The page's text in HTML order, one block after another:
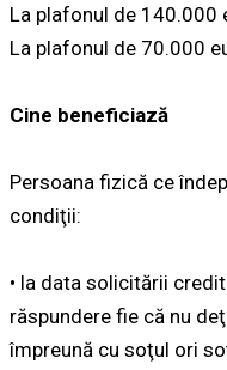
La plafonul de 140.000
La plafonul de 70.000
Cine beneficiază
Persoana fizică ce
condiţii:
• la data solicitării
răspundere fie că nu
împreună cu soţul ori